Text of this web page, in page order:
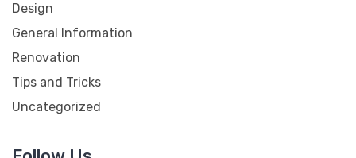
Design
General Information
Renovation
Tips and Tricks
Uncategorized